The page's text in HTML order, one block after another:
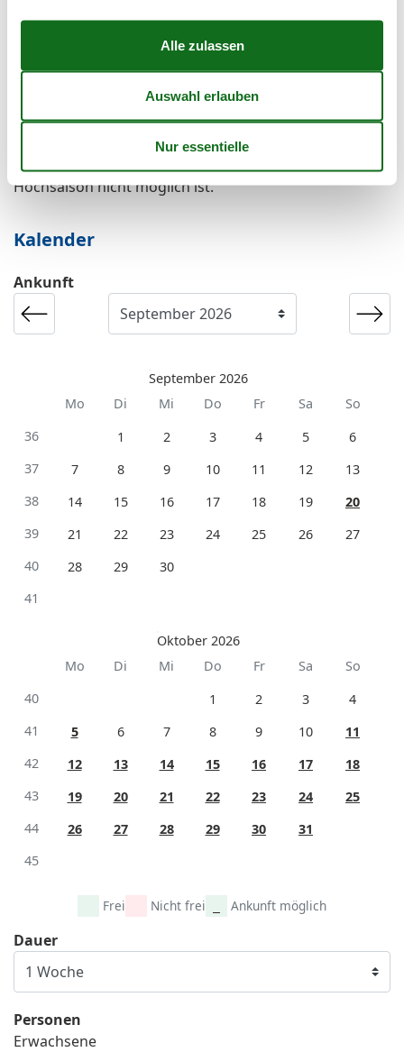
Zur Zeit werden keine Kurzulaube angeboten. Das
bedeutet meistens, dass ein Kurzurlaub in der
Hochsaison nicht möglich ist.
Kalender
Ankunft
September 2026
Mo
Di Mi Do Fr Sa
So
36
1 2 3 4 5
6
37
7 8 9 10 11 12
13
38
14 15 16 17 18 19
20
39
21 22 23 24 25 26
27
40
28 29
30
41
Oktober 2026
Mo
Di Mi Do Fr Sa
So
40
1 2 3
4
41
5 6 7 8 9 10
11
42
12 13 14 15 16 17
18
43
19 20 21 22 23 24
25
44
26 27 28 29 30
31
45
Frei Nicht frei Ankunft möglich
Dauer
Personen
Erwachsene